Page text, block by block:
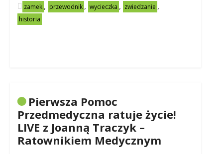
zamek , przewodnik , wycieczka , zwiedzanie ,
historia
Pierwsza Pomoc
Przedmedyczna ratuje życie!
LIVE z Joanną Traczyk –
Ratownikiem Medycznym